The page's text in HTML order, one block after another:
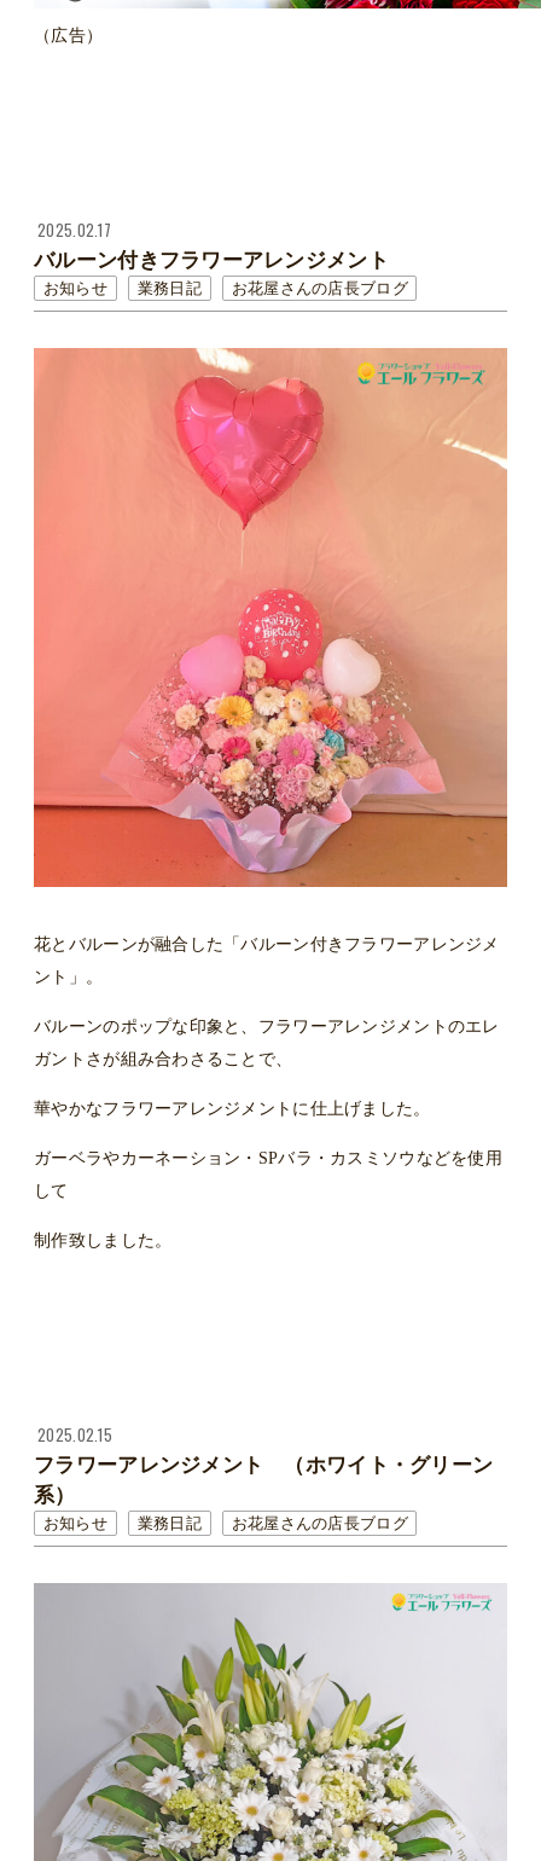
（広告）
2025.02.17
バルーン付きフラワーアレンジメント
お知らせ 業務日記 お花屋さんの店長ブログ
花とバルーンが融合した「バルーン付きフラワーアレンジメ
ント」。
バルーンのポップな印象と、フラワーアレンジメントのエレ
ガントさが組み合わさることで、
華やかなフラワーアレンジメントに仕上げました。
ガーベラやカーネーション・SPバラ・カスミソウなどを使用
して
制作致しました。
2025.02.15
フラワーアレンジメント （ホワイト・グリーン
系）
お知らせ 業務日記 お花屋さんの店長ブログ